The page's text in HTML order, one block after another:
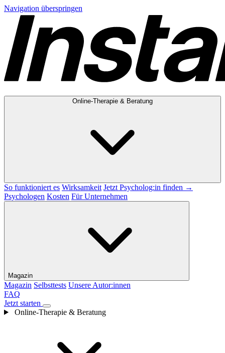
Navigation überspringen
Online-Therapie & Beratung
So funktioniert es Wirksamkeit Jetzt Psycholog:in finden →
Psychologen Kosten Für Unternehmen
Magazin
Magazin Selbsttests Unsere Autor:innen
FAQ
Jetzt starten
Online-Therapie & Beratung